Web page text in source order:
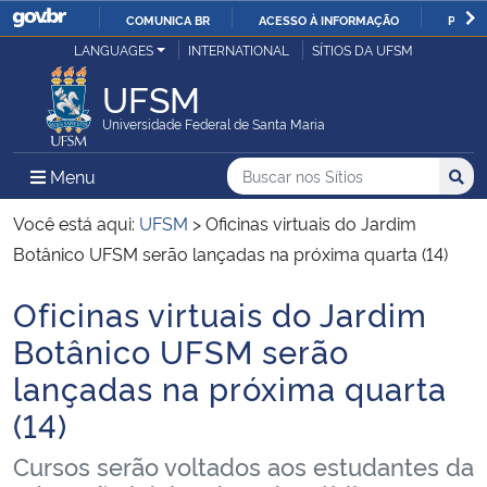
IR
COMUNICA BR ACESSO À INFORMAÇÃO
Ministério da Justiça e Segurança Pública
Ministério da Defesa
Ministério das Relações Exteriores
Ministério da Infraestrutura
Ministério da Agricultura, Pecuária e Abastecimento
LANGUAGES INTERNATIONAL SÍTIOS DA UFSM
UFSM
Universidade Federal de Santa Maria
Menu Menu Principal do Sítio
Busca
Buscar no nos Sítios
Busca:
Você está aqui: UFSM >Oficinas virtuais do Jardim
Botânico UFSM serão lançadas na próxima quarta (14)
Início do conteúdo
Oficinas virtuais do Jardim
Botânico UFSM serão
lançadas na próxima quarta
(14)
Cursos serão voltados aos estudantes da